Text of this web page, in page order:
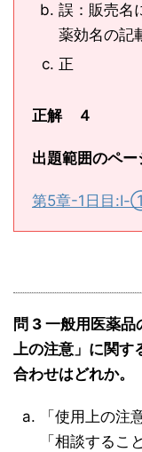
誤：販売名
薬効名の記
正
正解 ４
出題範囲のペー
第5章-1日目
問 3 一般用医薬
上の注意」に関す
合わせはどれか。
「使用上の注
「相談するこ